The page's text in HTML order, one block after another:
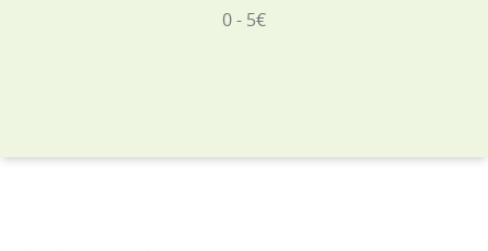
0 - 5€